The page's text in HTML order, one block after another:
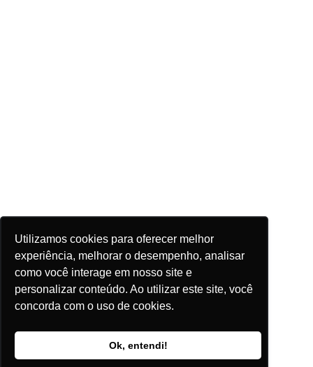
Utilizamos cookies para oferecer melhor
experiência, melhorar o desempenho, analisar
como você interage em nosso site e
personalizar conteúdo. Ao utilizar este site, você
concorda com o uso de cookies.
Ok, entendi!